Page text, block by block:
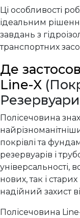
Ці особливості
ідеальним
завдань з
транспортних
Де
Line-X
Полісечовина
покрівлі та
резервуарів і
універсальності,
нових, так і
надійний захист
Полісечовина